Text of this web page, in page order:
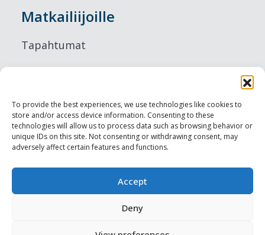
To provide the best experiences, we use technologies like cookies to
store and/or access device information. Consenting to these
technologies will allow us to process data such as browsing behavior or
unique IDs on this site. Not consenting or withdrawing consent, may
adversely affect certain features and functions.
Accept
Deny
Matkailiijoille
Tapahtumat
Ruokailu
Nähtävyydet
Visit Tallinn
Ammattilaisille
Harju-, Rapla- & Läänemaa DMO